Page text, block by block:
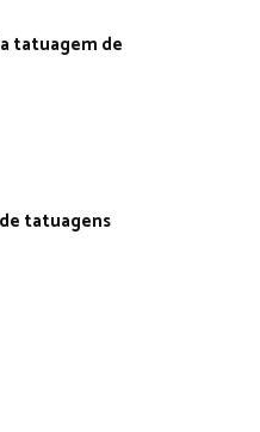
tatuagem de
tatuagens